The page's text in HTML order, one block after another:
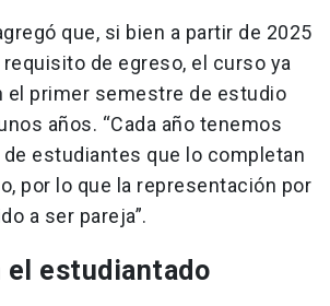
que, si bien a partir de 2025
de egreso, el curso ya
el primer semestre de estudio
años. “Cada año tenemos
estudiantes que lo completan
por lo que la representación por
a ser pareja”.
el estudiantado